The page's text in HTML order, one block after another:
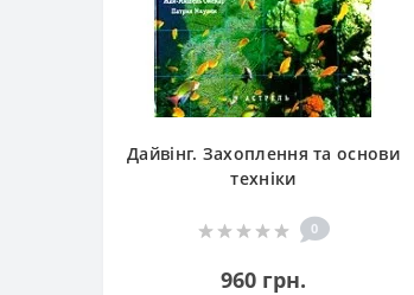
Дайвінг. Захоплення та основи
техніки
0
960 грн.